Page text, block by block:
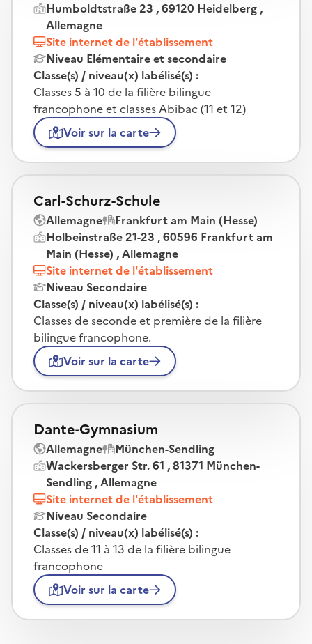
Humboldtstraße 23 , 69120 Heidelberg ,
Allemagne
Site internet de l'établissement
Niveau Elémentaire et secondaire
Classe(s) / niveau(x) labélisé(s) :
Classes 5 à 10 de la filière bilingue
francophone et classes Abibac (11 et 12)
Voir sur la carte
Carl-Schurz-Schule
Allemagne
Frankfurt am Main (Hesse)
Holbeinstraße 21-23 , 60596 Frankfurt am
Main (Hesse) , Allemagne
Site internet de l'établissement
Niveau Secondaire
Classe(s) / niveau(x) labélisé(s) :
Classes de seconde et première de la filière
bilingue francophone.
Voir sur la carte
Dante-Gymnasium
Allemagne
München-Sendling
Wackersberger Str. 61 , 81371 München-
Sendling , Allemagne
Site internet de l'établissement
Niveau Secondaire
Classe(s) / niveau(x) labélisé(s) :
Classes de 11 à 13 de la filière bilingue
francophone
Voir sur la carte